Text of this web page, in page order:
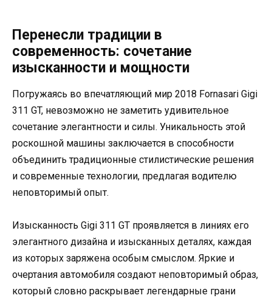
Перенесли традиции в
современность: сочетание
изысканности и мощности
Погружаясь во впечатляющий мир 2018 Fornasari Gigi
311 GT, невозможно не заметить удивительное
сочетание элегантности и силы. Уникальность этой
роскошной машины заключается в способности
объединить традиционные стилистические решения
и современные технологии, предлагая водителю
неповторимый опыт.
Изысканность Gigi 311 GT проявляется в линиях его
элегантного дизайна и изысканных деталях, каждая
из которых заряжена особым смыслом. Яркие и
очертания автомобиля создают неповторимый образ,
который словно раскрывает легендарные грани